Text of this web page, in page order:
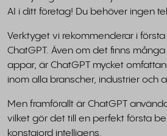
AI i ditt företag! Du behöver ingen
Verktyget vi rekommenderar i
ChatGPT. Även om det finns
appar, är ChatGPT mycket
inom alla branscher, industrier och
Men framförallt är ChatGPT
vilket gör det till en perfekt första
konstgjord intelligens.